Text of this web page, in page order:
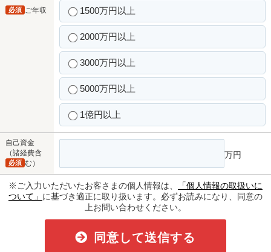
ご年収
必須 1500万円以上
2000万円以上
3000万円以上
5000万円以上
1億円以上
自己資金
（諸経費含
む）
必須
万円
※ご入力いただいたお客さまの個人情報は、
「個人情報の取扱いに
ついて」 に基づき適正に取り扱います。必ずお読みになり、同意の
上お問い合わせください。
同意して送信する